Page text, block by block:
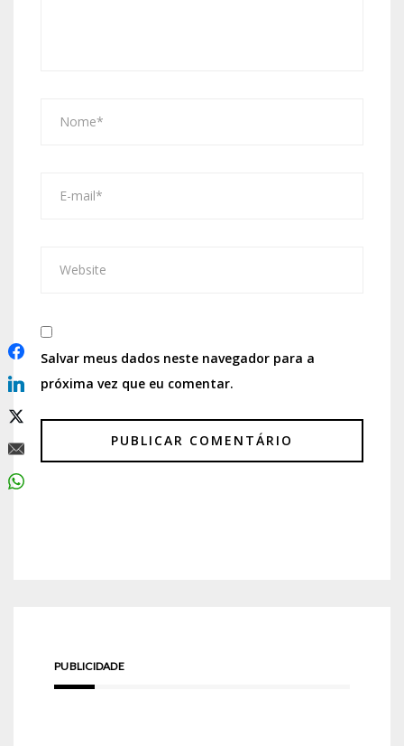
Salvar meus dados neste navegador para a
próxima vez que eu comentar.
PUBLICIDADE